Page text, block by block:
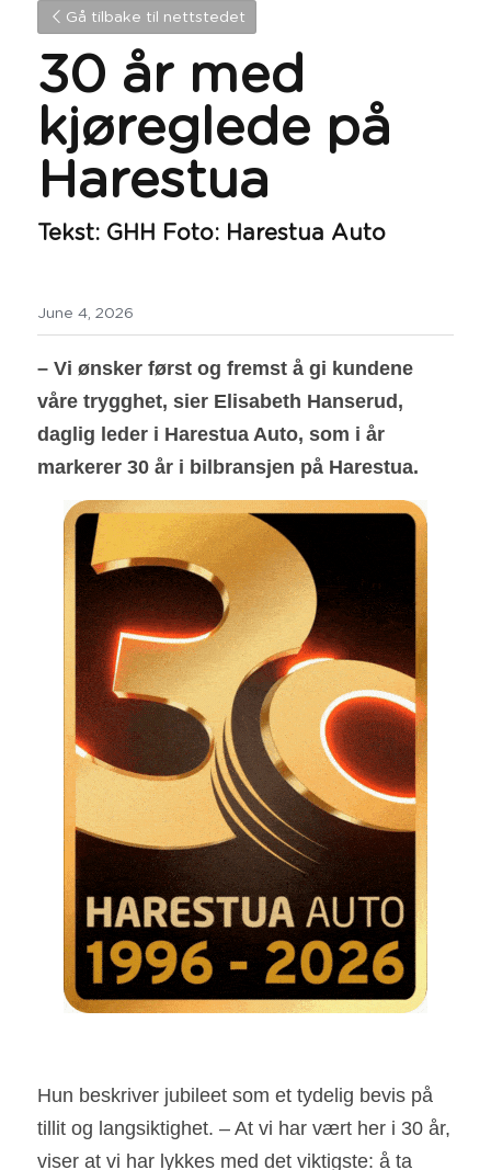
Gå tilbake til nettstedet
30 år med
kjøreglede på
Harestua
Tekst: GHH Foto: Harestua Auto
June 4, 2026
– Vi ønsker først og fremst å gi kundene
våre trygghet, sier Elisabeth Hanserud,
daglig leder i Harestua Auto, som i år
markerer 30 år i bilbransjen på Harestua.
Hun beskriver jubileet som et tydelig bevis på
tillit og langsiktighet. – At vi har vært her i 30 år,
viser at vi har lykkes med det viktigste: å ta